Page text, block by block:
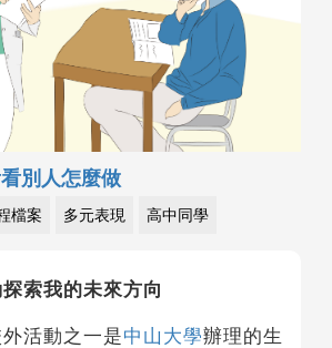
別人怎麼做
檔案 多元表現 高中同學
索我的未來方向
活動之一是中山大學辦理的生